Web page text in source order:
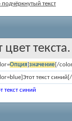
подчёркнутый текст
текста.
Опция]значение[/
текст
текст синий